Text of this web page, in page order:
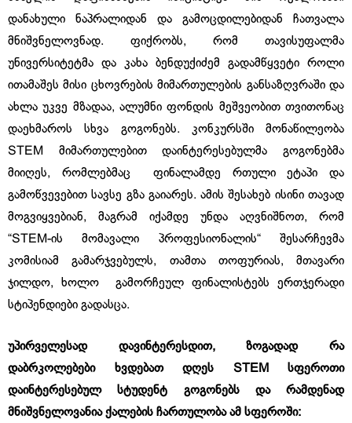
დანახული ნაპრალიდან და გამოცდილებიდან ჩათვალა
მნიშვნელოვნად. ფიქრობს, რომ თავისუფალმა
უნივერსიტეტმა და კახა ბენდუქიძემ გადამწყვეტი როლი
ითამაშეს მისი ცხოვრების მიმართულების განსაზღვრაში და
ახლა უკვე მზადაა, ალუმნი ფონდის მეშვეობით თვითონაც
დაეხმაროს სხვა გოგონებს. კონკურსში მონაწილეობა
STEM მიმართულებით დაინტერესებულმა გოგონებმა
მიიღეს, რომლებმაც ფინალამდე რთული ეტაპი და
გამოწვევებით სავსე გზა გაიარეს. ამის შესახებ ისინი თავად
მოგვიყვებიან, მაგრამ იქამდე უნდა აღვნიშნოთ, რომ
“STEM-ის მომავალი პროფესიონალის“ შესარჩევმა
კომისიამ გამარჯვებულს, თამთა თოფურიას, მთავარი
ჯილდო, ხოლო გამორჩეულ ფინალისტებს ერთჯერადი
სტიპენდიები გადასცა.
უპირველესად დავინტერესდით, ზოგადად რა
დაბრკოლებები ხვდებათ დღეს STEM სფეროთი
დაინტერესებულ სტუდენტ გოგონებს და რამდენად
მნიშვნელოვანია ქალების ჩართულობა ამ სფეროში: